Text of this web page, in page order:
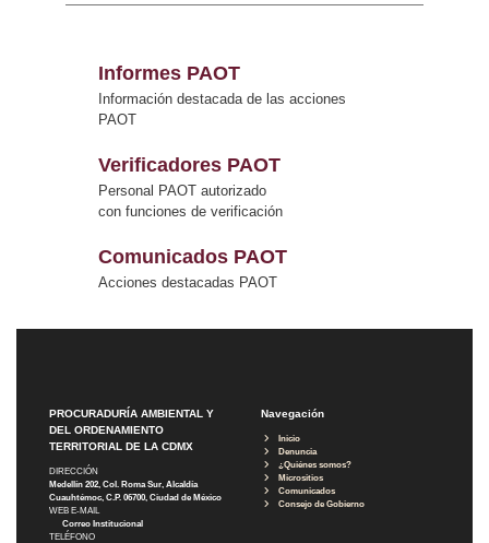
Informes PAOT
Información destacada de las acciones
PAOT
Verificadores PAOT
Personal PAOT autorizado
con funciones de verificación
Comunicados PAOT
Acciones destacadas PAOT
PROCURADURÍA AMBIENTAL Y
DEL ORDENAMIENTO
TERRITORIAL DE LA CDMX
DIRECCIÓN
Medellín 202, Col. Roma Sur, Alcaldía
Cuauhtémoc, C.P. 06700, Ciudad de México
WEB E-MAIL
Correo Institucional
TELÉFONO
Navegación
Inicio
Denuncia
¿Quiénes somos?
Micrositios
Comunicados
Consejo de Gobierno